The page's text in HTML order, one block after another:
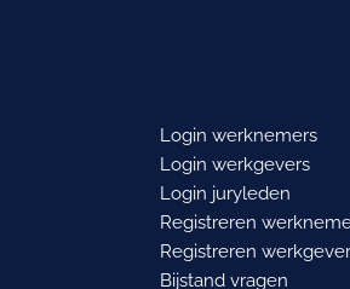
Login werknemers
Login werkgevers
Login juryleden
Registreren
Registreren
Bijstand vragen